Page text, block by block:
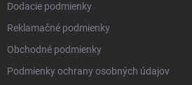
Dodacie podmienky
Reklamačné podmienky
Obchodné podmienky
Podmienky ochrany osobných údajov